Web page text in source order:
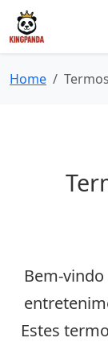
Home
Bem-
Estes